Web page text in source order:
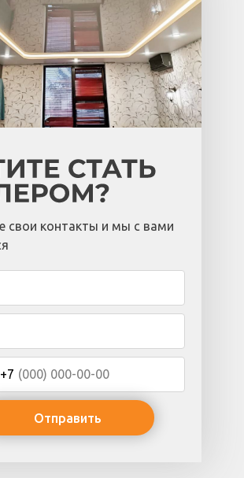
+7
Отправить
свои контакты и мы с вами